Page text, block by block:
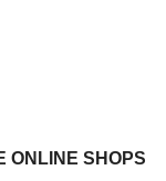
ONLINE SHOPS